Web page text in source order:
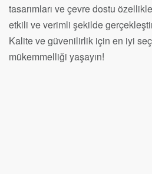
tasarımları ve çevre dostu
etkili ve verimli şekilde
Kalite ve güvenilirlik için en iyi
mükemmelliği yaşayın!